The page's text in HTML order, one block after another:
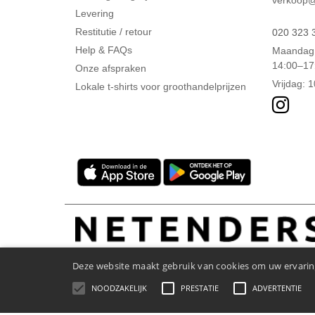
Levering
Restitutie / retour
Help & FAQs
Onze afspraken
Lokale t-shirts voor groothandelprijzen
020 323
Vrijdag:
Wettelijke bepalingen-Privacybeleid -Algemene
Deze website maakt gebruik van cookies om uw
NOODZAKELIJK PRESTATIE ADVERTENTIE